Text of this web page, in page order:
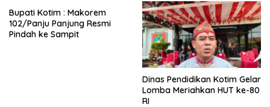
Bupati Kotim : Makorem
102/Panju Panjung Resmi
Pindah ke Sampit
Dinas Pendidikan Kotim Gelar
Lomba Meriahkan HUT ke-80
RI